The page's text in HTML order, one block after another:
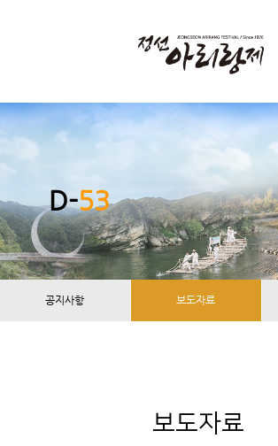
D-53
공지사항 보도자료
보도자료